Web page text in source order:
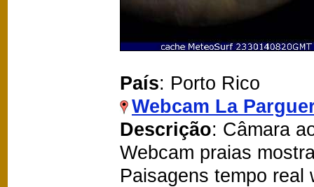
País: Porto Rico
Webcam La
Descrição: Câmara
Webcam praias
Paisagens tempo real